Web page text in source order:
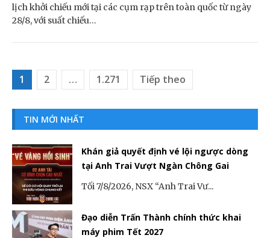
lịch khởi chiếu mới tại các cụm rạp trên toàn quốc từ ngày
28/8, với suất chiếu…
Điều hướng bài viết
1 2 … 1.271 Tiếp theo
TIN MỚI NHẤT
Khán giả quyết định vé lội ngược dòng
tại Anh Trai Vượt Ngàn Chông Gai
Tối 7/8/2026, NSX “Anh Trai Vư...
Đạo diễn Trấn Thành chính thức khai
máy phim Tết 2027